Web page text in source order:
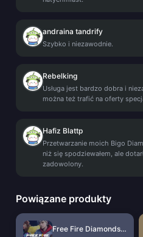
andraina tandrify
Szybko i niezawodnie.
Rebelking
Usługa jest bardzo dobra i
można też trafić na oferty
Hafiz Blattp
Przetwarzanie moich Bigo
niż się spodziewałem, ale
zadowolony.
Powiązane produkty
Free Fire Diamonds EU + TR